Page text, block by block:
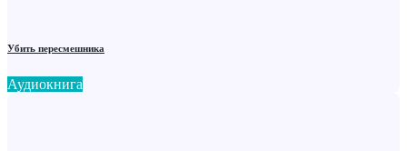
Убить пересмешника
Аудиокнига